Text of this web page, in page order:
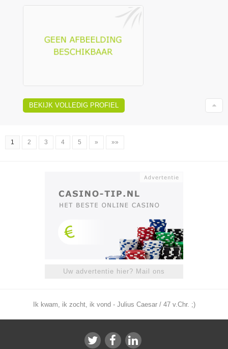
BEKIJK VOLLEDIG PROFIEL
1 2 3 4 5 » »»
Uw advertentie hier? Mail ons
Ik kwam, ik zocht, ik vond - Julius Caesar / 47 v.Chr. ;)